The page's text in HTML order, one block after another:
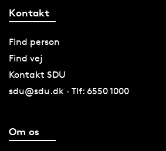
Kontakt
Find person
Find vej
Kontakt SDU
sdu@sdu.dk · Tlf: 6550 1000
Om os